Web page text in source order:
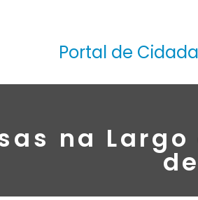
Portal de
na